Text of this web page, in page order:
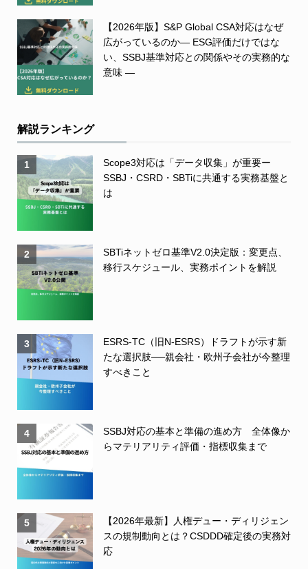
【2026年版】S&P Global CSA対応はなぜ
広がっているのか― ESG評価だけではな
い、SSBJ基準対応との関係やその実務的な
意味 ―
解説ランキング
1
Scope3対応は「データ収集」が重要ー
SSBJ・CSRD・SBTiに共通する実務基盤と
は
2
SBTiネットゼロ基準V2.0決定版：変更点、
移行スケジュール、実務ポイントを解説
3
ESRS-TC（旧N-ESRS）ドラフトが示す新
たな選択肢──親会社・欧州子会社が今整理
すべきこと
4
SSBJ対応の基本と準備の進め方 全体像か
らマテリアリティ評価・指標収集まで
5
【2026年最新】人権デュー・ディリジェン
スの規制動向とは？CSDDD確定後の実務対
応